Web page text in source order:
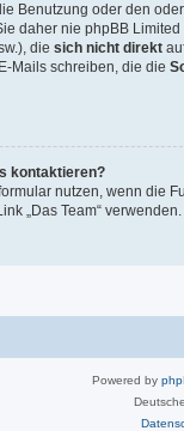
Benutzung oder den
daher nie phpBB
die sich nicht direkt
Mails schreiben, die die
kontaktieren?
nutzen, wenn die
„Das Team“ verwenden.
Powered by